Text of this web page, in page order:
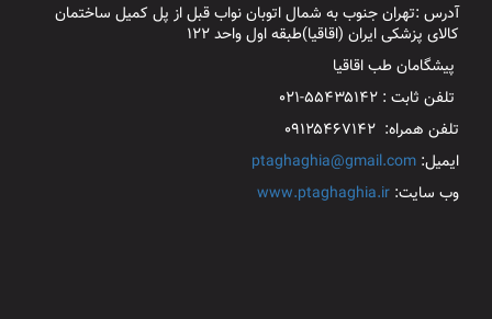
آدرس :تهران جنوب به شمال اتوبان نواب قبل از پل کمیل ساختمان
کالای پزشکی ایران (اقاقیا)طبقه اول واحد ۱۲۲
پیشگامان طب اقاقیا
تلفن ثابت : ۵۵۴۳۵۱۴۲-۰۲۱
تلفن همراه: ۰۹۱۲۵۴۶۷۱۴۲
ایمیل: ptaghaghia@gmail.com
وب سایت: www.ptaghaghia.ir